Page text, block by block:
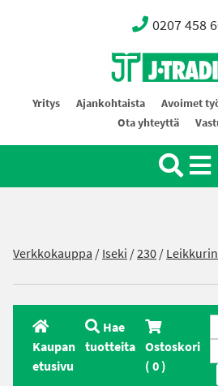
0207 458
Oy J-Trading Ab
Yritys Ajankohtaista Avoimet
Ota yhteyttä
Verkkokauppa /Iseki /230/
Kaupan
etusivu
Hae
tuotteita Ostoskori
(0)